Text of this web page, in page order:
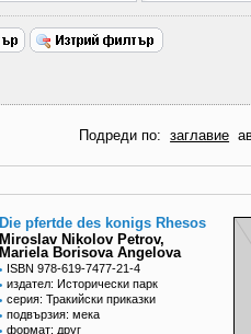
Подреди по: заглавие
Die pfertde des konigs Rhesos
Miroslav Nikolov Petrov,
Mariela Borisova Angelova
ISBN 978-619-7477-21-4
издател: Исторически парк
серия: Тракийски приказки
подвързия: мека
формат: друг